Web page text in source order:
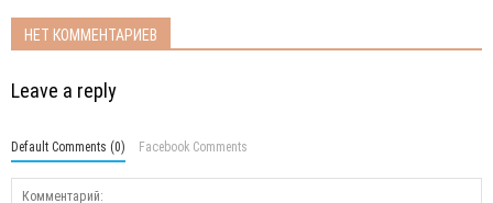
НЕТ КОММЕНТАРИЕВ
Leave a reply
Default Comments (0) Facebook Comments